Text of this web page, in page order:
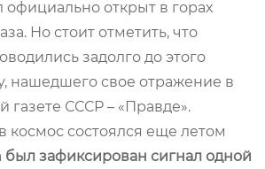
официально открыт в горах
Но стоит отметить, что
задолго до этого
нашедшего свое отражение в
газете СССР – «Правде».
космос состоялся еще летом
был зафиксирован сигнал одной